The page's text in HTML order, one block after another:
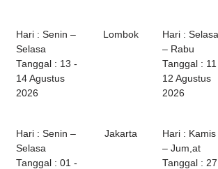
Hari : Senin –
Selasa
Tanggal : 13 -
14 Agustus
2026
Lombok
Hari : Selasa
– Rabu
Tanggal : 11
12 Agustus
2026
Hari : Senin –
Selasa
Tanggal : 01 -
Jakarta
Hari : Kamis
– Jum,at
Tanggal :